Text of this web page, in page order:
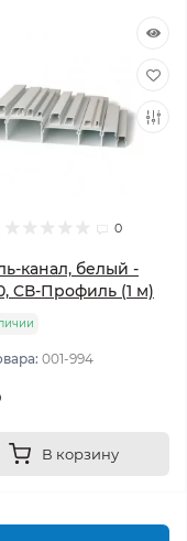
0
канал, белый -
CВ-Профиль (1 м)
001-994
В корзину